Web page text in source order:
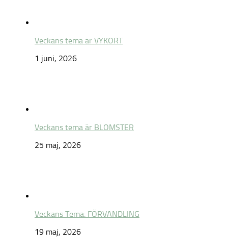
Veckans tema är VYKORT
1 juni, 2026
Veckans tema är BLOMSTER
25 maj, 2026
Veckans Tema: FÖRVANDLING
19 maj, 2026